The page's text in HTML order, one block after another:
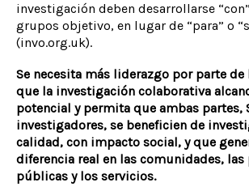
investigación deben desarrollarse
grupos objetivo, en lugar de “para” o
(invo.org.uk).
Se necesita más liderazgo por parte de
que la investigación colaborativa
potencial y permita que ambas partes,
investigadores, se beneficien de
calidad, con impacto social, y que
diferencia real en las comunidades,
públicas y los servicios.